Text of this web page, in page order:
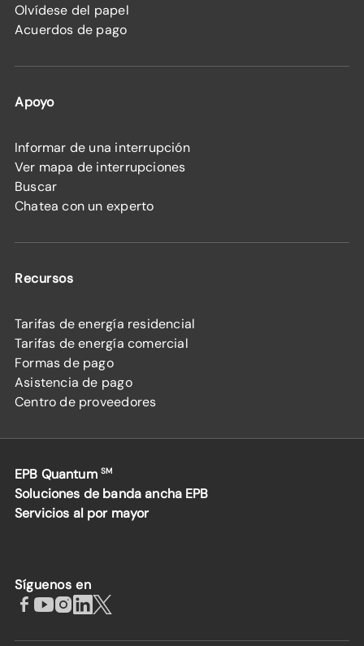
Olvídese del papel
Acuerdos de pago
Apoyo
Informar de una interrupción
Ver mapa de interrupciones
Buscar
Chatea con un experto
Recursos
Tarifas de energía residencial
Tarifas de energía comercial
Formas de pago
Asistencia de pago
Centro de proveedores
EPB Quantum SM
Soluciones de banda ancha EPB
Servicios al por mayor
Síguenos en